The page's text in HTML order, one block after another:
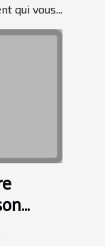
qui vous...